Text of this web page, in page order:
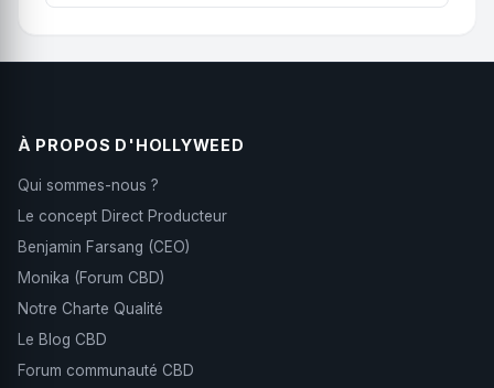
commencez par la plus petite quantité. Pour un
contiennent le même produit.
À PROPOS D'HOLLYWEED
Qui sommes-nous ?
Le concept Direct Producteur
Benjamin Farsang (CEO)
Monika (Forum CBD)
Notre Charte Qualité
Le Blog CBD
Forum communauté CBD